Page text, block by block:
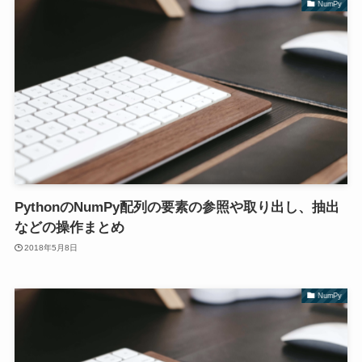
NumPy
PythonのNumPy配列の要素の参照や取り出し、抽出
などの操作まとめ
2018年5月8日
NumPy